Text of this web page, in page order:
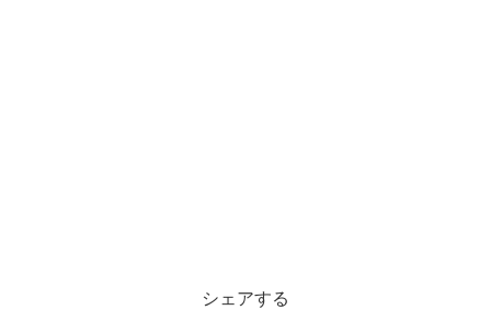
シェアする